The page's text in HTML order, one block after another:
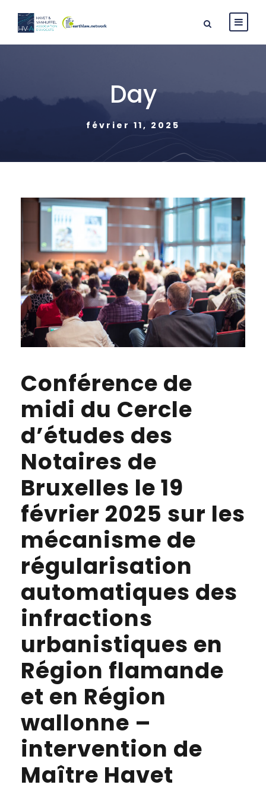
Day
février 11, 2025
Conférence de
midi du Cercle
d’études des
Notaires de
Bruxelles le 19
février 2025 sur les
mécanisme de
régularisation
automatiques des
infractions
urbanistiques en
Région flamande
et en Région
wallonne –
intervention de
Maître Havet